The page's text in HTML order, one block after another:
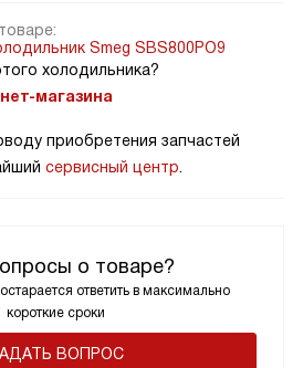
о товаре?
ответить в максимально
короткие сроки
ВОПРОС
Smeg SBS800PO9
холодильника?
магазина
приобретения запчастей
сервисный центр